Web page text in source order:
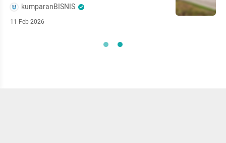
kumparanBISNIS
11 Feb 2026